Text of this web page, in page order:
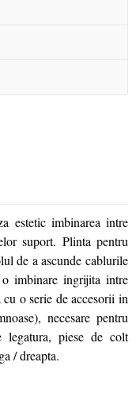
estetic imbinarea intre
suport. Plinta pentru
de a ascunde cablurile
imbinare ingrijita intre
o serie de accesorii in
necesare pentru
legatura, piese de colt
/ dreapta.